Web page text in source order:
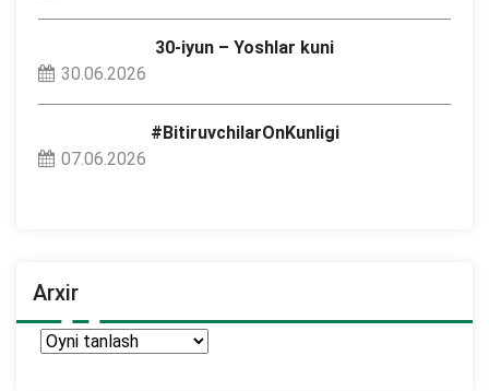
30-iyun – Yoshlar kuni
30.06.2026
#BitiruvchilarOnKunligi
07.06.2026
Arxir
Arxir